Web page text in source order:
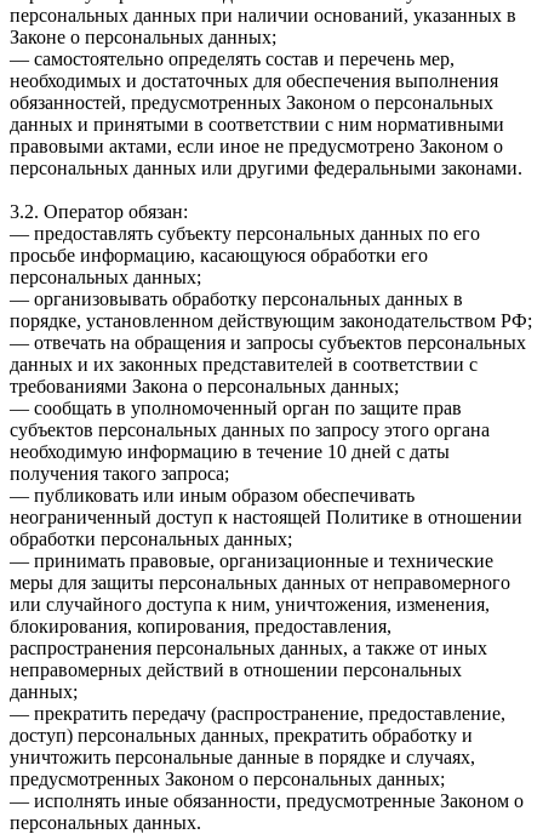
персональных данных при наличии оснований, указанных в
Законе о персональных данных;
— самостоятельно определять состав и перечень мер,
необходимых и достаточных для обеспечения выполнения
обязанностей, предусмотренных Законом о персональных
данных и принятыми в соответствии с ним нормативными
правовыми актами, если иное не предусмотрено Законом о
персональных данных или другими федеральными законами.
3.2. Оператор обязан:
— предоставлять субъекту персональных данных по его
просьбе информацию, касающуюся обработки его
персональных данных;
— организовывать обработку персональных данных в
порядке, установленном действующим законодательством РФ;
— отвечать на обращения и запросы субъектов персональных
данных и их законных представителей в соответствии с
требованиями Закона о персональных данных;
— сообщать в уполномоченный орган по защите прав
субъектов персональных данных по запросу этого органа
необходимую информацию в течение 10 дней с даты
получения такого запроса;
— публиковать или иным образом обеспечивать
неограниченный доступ к настоящей Политике в отношении
обработки персональных данных;
— принимать правовые, организационные и технические
меры для защиты персональных данных от неправомерного
или случайного доступа к ним, уничтожения, изменения,
блокирования, копирования, предоставления,
распространения персональных данных, а также от иных
неправомерных действий в отношении персональных
данных;
— прекратить передачу (распространение, предоставление,
доступ) персональных данных, прекратить обработку и
уничтожить персональные данные в порядке и случаях,
предусмотренных Законом о персональных данных;
— исполнять иные обязанности, предусмотренные Законом о
персональных данных.